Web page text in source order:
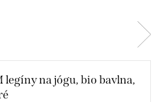
legíny na jógu, bio bavlna,